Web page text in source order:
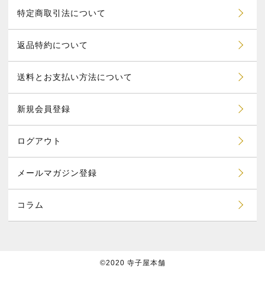
特定商取引法について
返品特約について
送料とお支払い方法について
新規会員登録
ログアウト
メールマガジン登録
コラム
©2020 寺子屋本舗